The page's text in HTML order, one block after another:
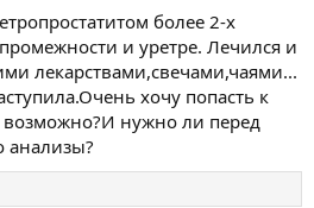
более 2-х
и уретре. Лечился и
лекарствами,свечами,чаями...
хочу попасть к
возможно?И нужно ли перед
анализы?